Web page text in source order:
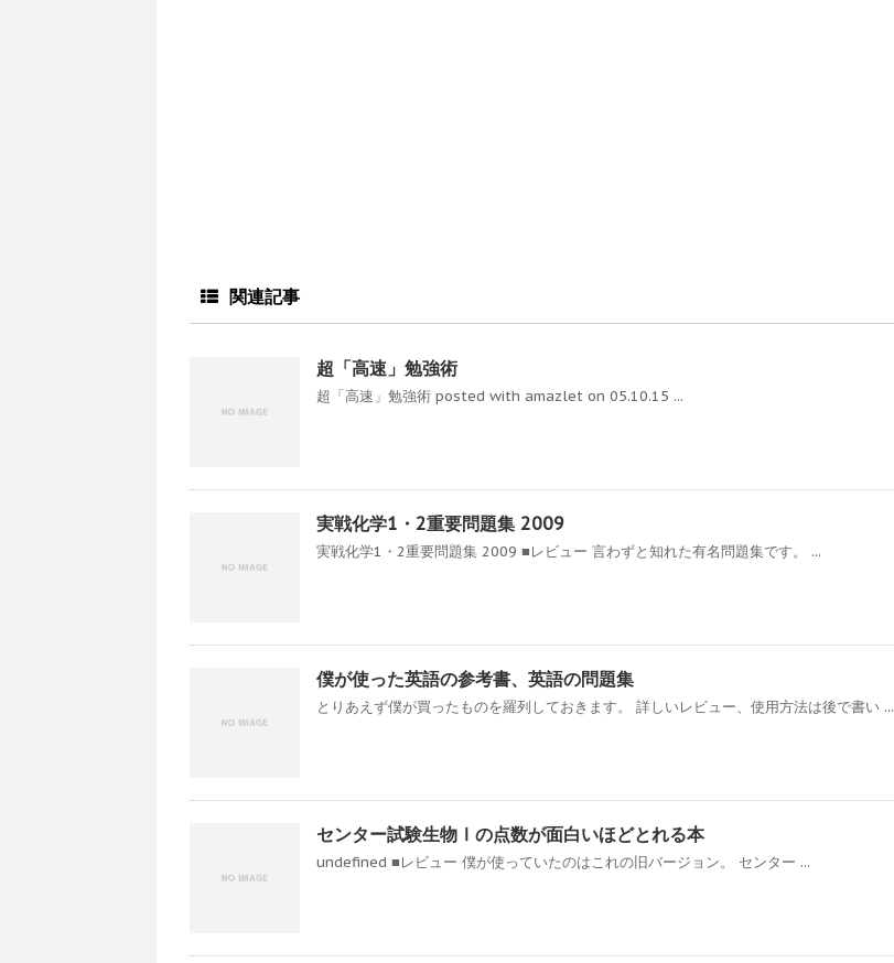
関連記事
超「高速」勉強術
超「高速」勉強術 posted with amazlet on 05.10.15 ...
実戦化学1・2重要問題集 2009
実戦化学1・2重要問題集 2009 ■レビュー 言わずと知れた有名問題集です。 ...
僕が使った英語の参考書、英語の問題集
とりあえず僕が買ったものを羅列しておきます。 詳しいレビュー、使用方法は後で書い ...
センター試験生物Ⅰの点数が面白いほどとれる本
undefined ■レビュー 僕が使っていたのはこれの旧バージョン。 センター ...